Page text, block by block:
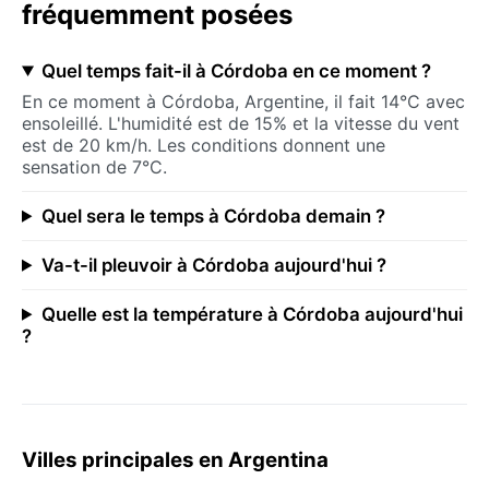
fréquemment posées
Quel temps fait-il à Córdoba en ce moment ?
En ce moment à Córdoba, Argentine, il fait 14°C avec
ensoleillé. L'humidité est de 15% et la vitesse du vent
est de 20 km/h. Les conditions donnent une
sensation de 7°C.
Quel sera le temps à Córdoba demain ?
Va-t-il pleuvoir à Córdoba aujourd'hui ?
Quelle est la température à Córdoba aujourd'hui
?
Villes principales en Argentina